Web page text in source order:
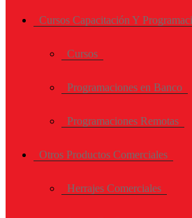
Cursos Capacitación Y
Cursos
Programaciones en Banco
Programaciones Remotas
Otros Productos Comerciales
Herrajes Comerciales